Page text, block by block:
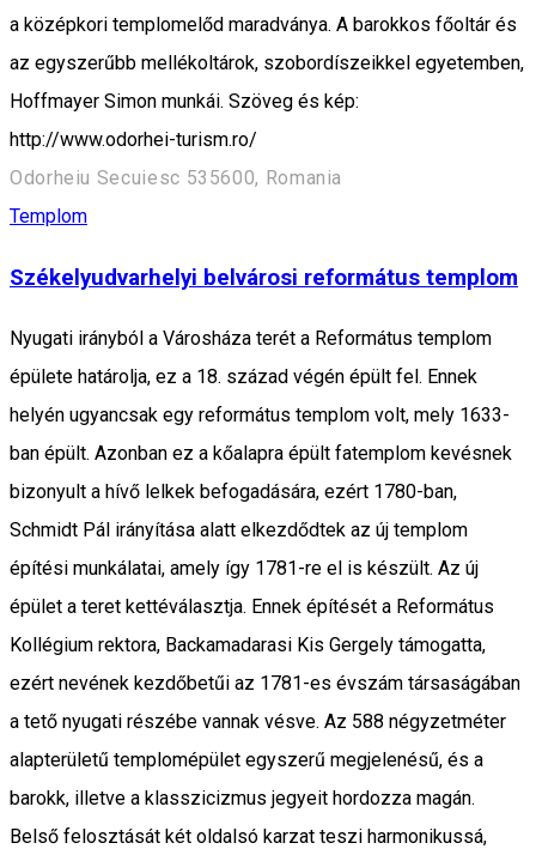
a középkori templomelőd maradványa. A barokkos főoltár és
az egyszerűbb mellékoltárok, szobordíszeikkel egyetemben,
Hoffmayer Simon munkái. Szöveg és kép:
http://www.odorhei-turism.ro/
Odorheiu Secuiesc 535600, Romania
Templom
Székelyudvarhelyi belvárosi református templom
Nyugati irányból a Városháza terét a Református templom
épülete határolja, ez a 18. század végén épült fel. Ennek
helyén ugyancsak egy református templom volt, mely 1633-
ban épült. Azonban ez a kőalapra épült fatemplom kevésnek
bizonyult a hívő lelkek befogadására, ezért 1780-ban,
Schmidt Pál irányítása alatt elkezdődtek az új templom
építési munkálatai, amely így 1781-re el is készült. Az új
épület a teret kettéválasztja. Ennek építését a Református
Kollégium rektora, Backamadarasi Kis Gergely támogatta,
ezért nevének kezdőbetűi az 1781-es évszám társaságában
a tető nyugati részébe vannak vésve. Az 588 négyzetméter
alapterületű templomépület egyszerű megjelenésű, és a
barokk, illetve a klasszicizmus jegyeit hordozza magán.
Belső felosztását két oldalsó karzat teszi harmonikussá,